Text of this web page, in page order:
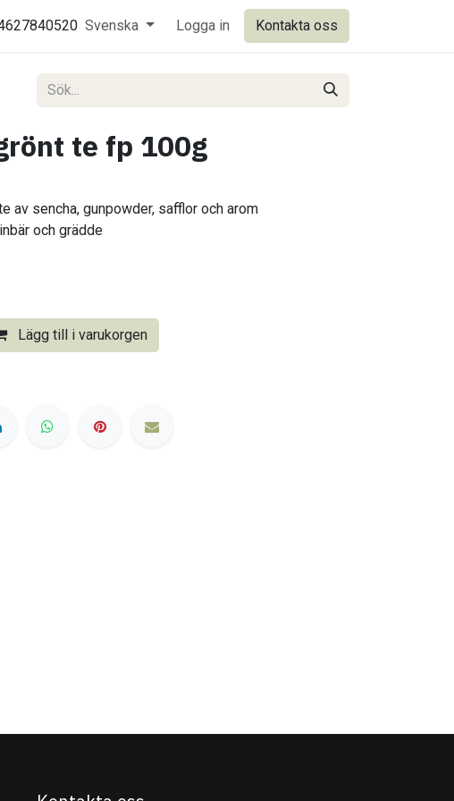
Svenska Logga in Kontakta oss
te fp 100g
av sencha, gunpowder, safflor och arom
och grädde
Lägg till i varukorgen